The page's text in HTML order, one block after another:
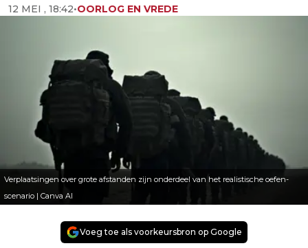
12 MEI , 18:42•OORLOG EN VREDE
Verplaatsingen over grote afstanden zijn onderdeel van het realistische oefen-
scenario | Canva AI
Voeg toe als voorkeursbron op Google